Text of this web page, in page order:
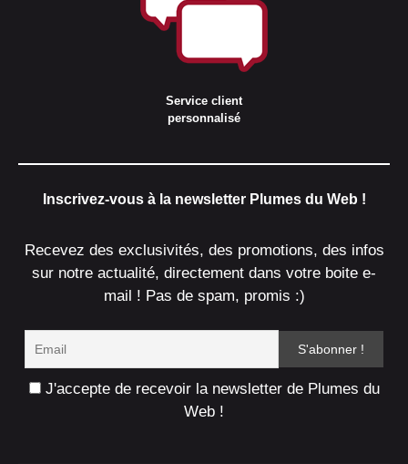
Service client
personnalisé
Inscrivez-vous à la newsletter Plumes du Web !
Recevez des exclusivités, des promotions, des infos
sur notre actualité, directement dans votre boite e-
mail ! Pas de spam, promis :)
J'accepte de recevoir la newsletter de Plumes du
Web !